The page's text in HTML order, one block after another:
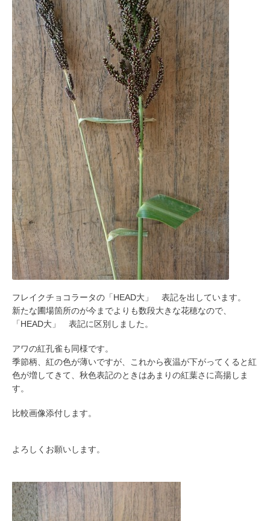
フレイクチョコラータの「HEAD大」 表記を出しています。
新たな圃場箇所のが今までよりも数段大きな花穂なので、
「HEAD大」 表記に区別しました。
アワの紅孔雀も同様です。
季節柄、紅の色が薄いですが、これから夜温が下がってくると紅
色が増してきて、秋色表記のときはあまりの紅葉さに高揚しま
す。
比較画像添付します。
よろしくお願いします。